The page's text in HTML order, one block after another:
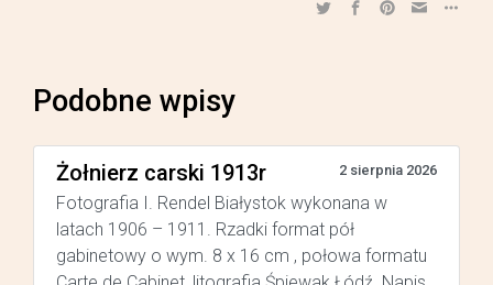
Podobne wpisy
Żołnierz carski 1913r 2 sierpnia 2026
Fotografia I. Rendel Białystok wykonana w
latach 1906 – 1911. Rzadki format pół
gabinetowy o wym. 8 x 16 cm , połowa formatu